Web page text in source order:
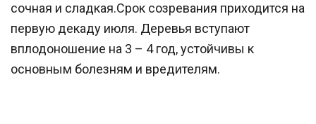
сочная и сладкая.Срок созревания приходится на
первую декаду июля. Деревья вступают
вплодоношение на 3 – 4 год, устойчивы к
основным болезням и вредителям.